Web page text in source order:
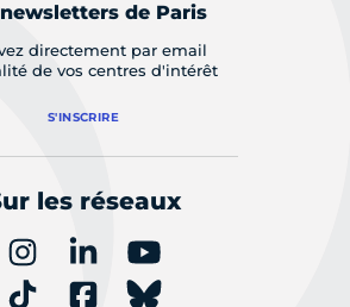
de Paris
directement par email
de vos centres d'intérêt
S'INSCRIRE
les réseaux